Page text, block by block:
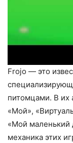
Frojo — это
питомцами. В их
«Мой»,
«Мой маленький
механика этих